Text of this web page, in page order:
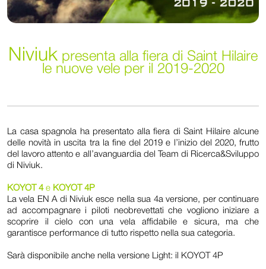
Niviuk presenta alla fiera di Saint Hilaire
le nuove vele per il 2019-2020
La casa spagnola ha presentato alla fiera di Saint Hilaire alcune
delle novità in uscita tra la fine del 2019 e l’inizio del 2020, frutto
del lavoro attento e all’avanguardia del Team di Ricerca&Sviluppo
di Niviuk.
KOYOT 4 e KOYOT 4P
La vela EN A di Niviuk esce nella sua 4a versione, per continuare
ad accompagnare i piloti neobrevettati che vogliono iniziare a
scoprire il cielo con una vela affidabile e sicura, ma che
garantisce performance di tutto rispetto nella sua categoria.
Sarà disponibile anche nella versione Light: il KOYOT 4P